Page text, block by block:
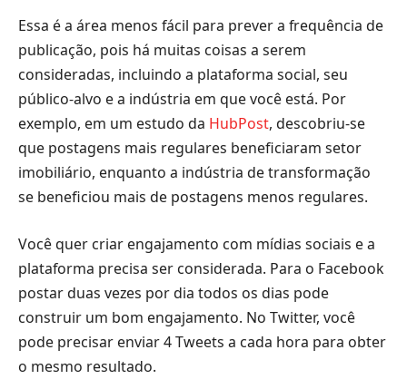
Essa é a área menos fácil para prever a frequência de
publicação, pois há muitas coisas a serem
consideradas, incluindo a plataforma social, seu
público-alvo e a indústria em que você está. Por
exemplo, em um estudo da HubPost, descobriu-se
que postagens mais regulares beneficiaram setor
imobiliário, enquanto a indústria de transformação
se beneficiou mais de postagens menos regulares.
Você quer criar engajamento com mídias sociais e a
plataforma precisa ser considerada. Para o Facebook
postar duas vezes por dia todos os dias pode
construir um bom engajamento. No Twitter, você
pode precisar enviar 4 Tweets a cada hora para obter
o mesmo resultado.